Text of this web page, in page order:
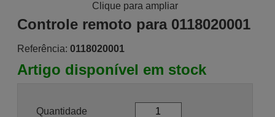
Clique para ampliar
Controle remoto para 0118020001
Referência: 0118020001
Artigo disponível em stock
Quantidade